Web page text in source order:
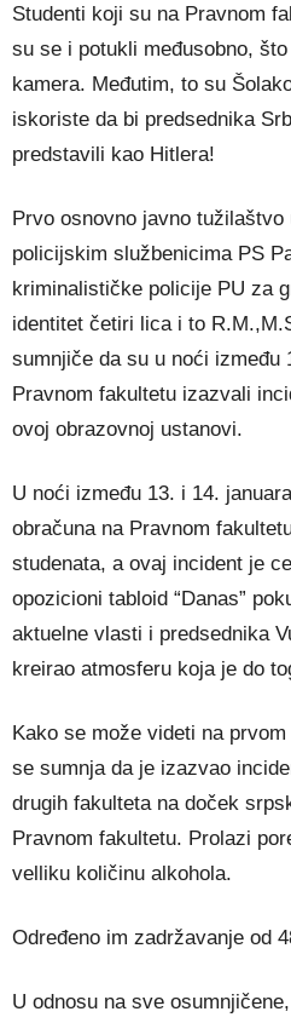
Studenti koji su na Pravnom
su se i potukli međusobno,
kamera. Međutim, to su
iskoriste da bi predsednika
predstavili kao Hitlera!
Prvo osnovno javno
policijskim službenicima PS
kriminalističke policije PU za
identitet četiri lica i to
sumnjiče da su u noći između
Pravnom fakultetu izazvali
ovoj obrazovnoj ustanovi.
U noći između 13. i 14.
obračuna na Pravnom
studenata, a ovaj incident je
opozicioni tabloid “Danas”
aktuelne vlasti i predsednika
kreirao atmosferu koja je do
Kako se može videti na
se sumnja da je izazvao
drugih fakulteta na doček
Pravnom fakultetu. Prolazi
velliku količinu alkohola.
Određeno im zadržavanje od
U odnosu na sve